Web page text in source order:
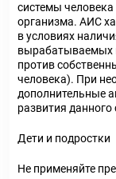
системы
организма. АИС
в условиях
вырабатываемых
против
человека). При
дополнительные
развития
Дети и подростки
Не применяйте